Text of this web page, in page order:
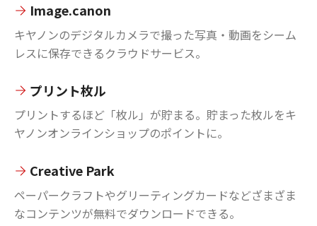
Image.canon
キヤノンのデジタルカメラで撮った写真・動画をシーム
レスに保存できるクラウドサービス。
プリント枚ル
プリントするほど「枚ル」が貯まる。貯まった枚ルをキ
ヤノンオンラインショップのポイントに。
Creative Park
ペーパークラフトやグリーティングカードなどざまざま
なコンテンツが無料でダウンロードできる。